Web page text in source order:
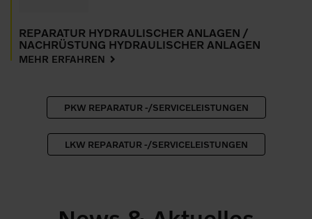
REPARATUR HYDRAULISCHER ANLAGEN /
NACHRÜSTUNG HYDRAULISCHER ANLAGEN
MEHR ERFAHREN
PKW REPARATUR -/SERVICELEISTUNGEN
LKW REPARATUR -/SERVICELEISTUNGEN